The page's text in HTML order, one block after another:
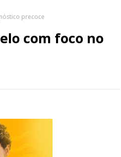
precoce
com foco no